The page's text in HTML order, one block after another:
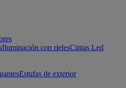
Iluminación con rielesCintas Led
Estufas de exterior